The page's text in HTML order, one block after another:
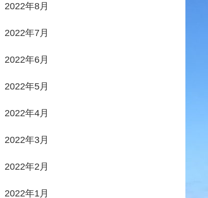
2022年8月
2022年7月
2022年6月
2022年5月
2022年4月
2022年3月
2022年2月
2022年1月